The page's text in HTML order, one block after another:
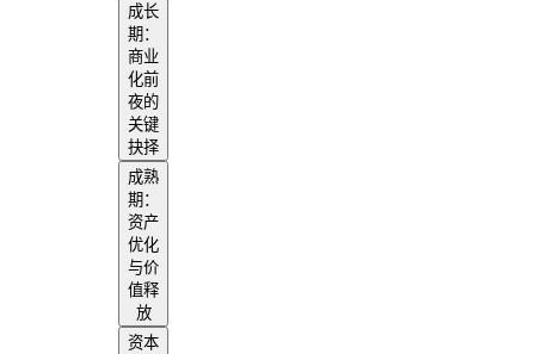
成长
期：
商业
化前
夜的
关键
抉择
成熟
期：
资产
优化
与价
值释
放
资本